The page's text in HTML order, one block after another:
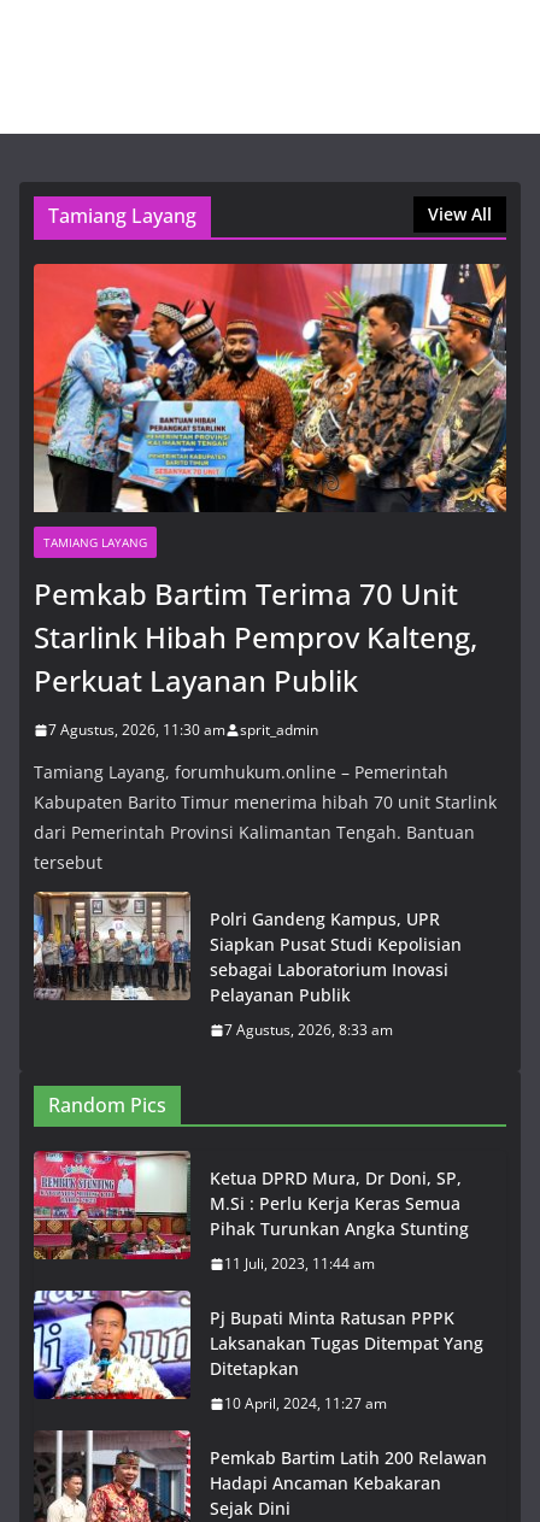
OnlyFans VIP Free: How to Safely Access Premium
6 Agustus, 2026, 5:30 pm
Pemkab Bartim Terima 70 Unit
Starlink Hibah Pemprov Kalteng,
Perkuat Layanan Publik
7 Agustus, 2026, 11:30 am
Tamiang Layang View All
TAMIANG LAYANG
Pemkab Bartim Terima 70 Unit
Starlink Hibah Pemprov Kalteng,
Perkuat Layanan Publik
7 Agustus, 2026, 11:30 am sprit_admin
Tamiang Layang, forumhukum.online – Pemerintah
Kabupaten Barito Timur menerima hibah 70 unit Starlink
dari Pemerintah Provinsi Kalimantan Tengah. Bantuan
tersebut
Polri Gandeng Kampus, UPR
Siapkan Pusat Studi Kepolisian
sebagai Laboratorium Inovasi
Pelayanan Publik
7 Agustus, 2026, 8:33 am
Random Pics
Ketua DPRD Mura, Dr Doni, SP,
M.Si : Perlu Kerja Keras Semua
Pihak Turunkan Angka Stunting
11 Juli, 2023, 11:44 am
Pj Bupati Minta Ratusan PPPK
Laksanakan Tugas Ditempat Yang
Ditetapkan
10 April, 2024, 11:27 am
Pemkab Bartim Latih 200 Relawan
Hadapi Ancaman Kebakaran
Sejak Dini